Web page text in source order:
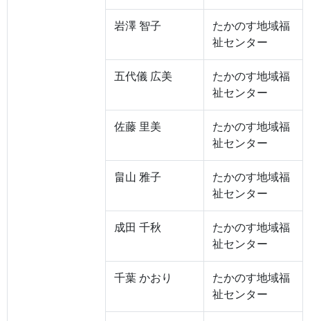
岩澤 智子
たかのす地域福
祉センター
五代儀 広美
たかのす地域福
祉センター
佐藤 里美
たかのす地域福
祉センター
畠山 雅子
たかのす地域福
祉センター
成田 千秋
たかのす地域福
祉センター
千葉 かおり
たかのす地域福
祉センター